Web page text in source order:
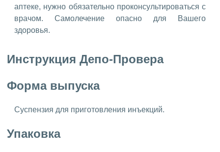
аптеке, нужно обязательно проконсультироваться с
врачом. Самолечение опасно для Вашего
здоровья.
Инструкция Депо-Провера
Форма выпуска
Суспензия для приготовления инъекций.
Упаковка